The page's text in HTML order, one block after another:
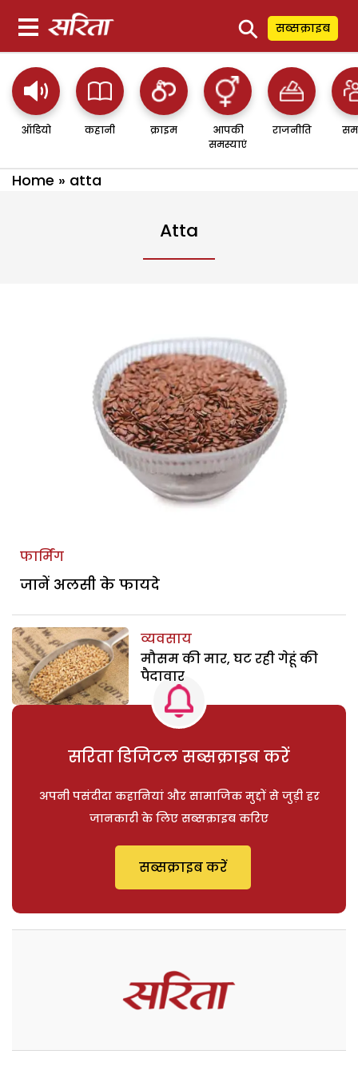
⚲ सब्सक्राइब
ऑडियो कहानी क्राइम
आपकी
समस्याएं
राजनीति
Home » atta
Atta
फार्मिंग
जानें अलसी के फायदे
व्यवसाय
मौसम की मार, घट रही गेहूं की
पैदावार
सरिता डिजिटल सब्सक्राइब करें
अपनी पसंदीदा कहानियां और सामाजिक मुद्दों से जुड़ी हर
जानकारी के लिए सब्सक्राइब करिए
सब्सक्राइब करें